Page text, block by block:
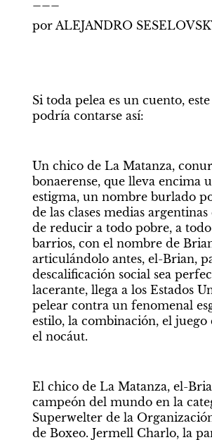
por ALEJANDRO
Si toda pelea es un cuento,
podría contarse así:
Un chico de La Matanza,
bonaerense, que lleva encima
estigma, un nombre burlado
de las clases medias
de reducir a todo pobre, a
barrios, con el nombre de
articulándolo antes, el-Brian,
descalificación social sea
lacerante, llega a los Estados
pelear contra un fenomenal
estilo, la combinación, el juego
el nocáut.
El chico de La Matanza, el-
campeón del mundo en la
Superwelter de la
de Boxeo. Jermell Charlo, la